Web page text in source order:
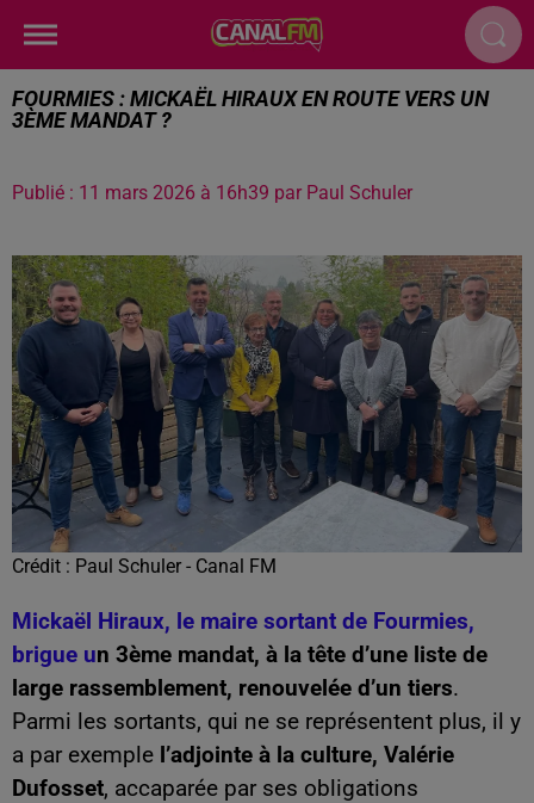
FOURMIES : MICKAËL HIRAUX EN ROUTE VERS UN
3ÈME MANDAT ?
Publié : 11 mars 2026 à 16h39 par Paul Schuler
Crédit : Paul Schuler - Canal FM
Mickaël Hiraux, le maire sortant de Fourmies,
brigue un 3ème mandat, à la tête d’une liste de
large rassemblement, renouvelée d’un tiers.
Parmi les sortants, qui ne se représentent plus, il y
a par exemple l’adjointe à la culture, Valérie
Dufosset, accaparée par ses obligations